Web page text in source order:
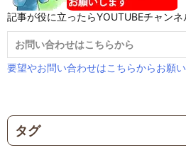
記事が役に立ったらYOUTUBEチャンネ
お問い合わせはこちらから
要望やお問い合わせはこちらからお願い
タグ